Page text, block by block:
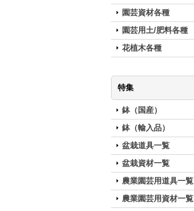
園芸資材各種
園芸用土/肥料各種
花植木各種
特集
鉢（国産）
鉢（輸入品）
盆栽道具一覧
盆栽資材一覧
農業園芸用道具一覧
農業園芸用資材一覧